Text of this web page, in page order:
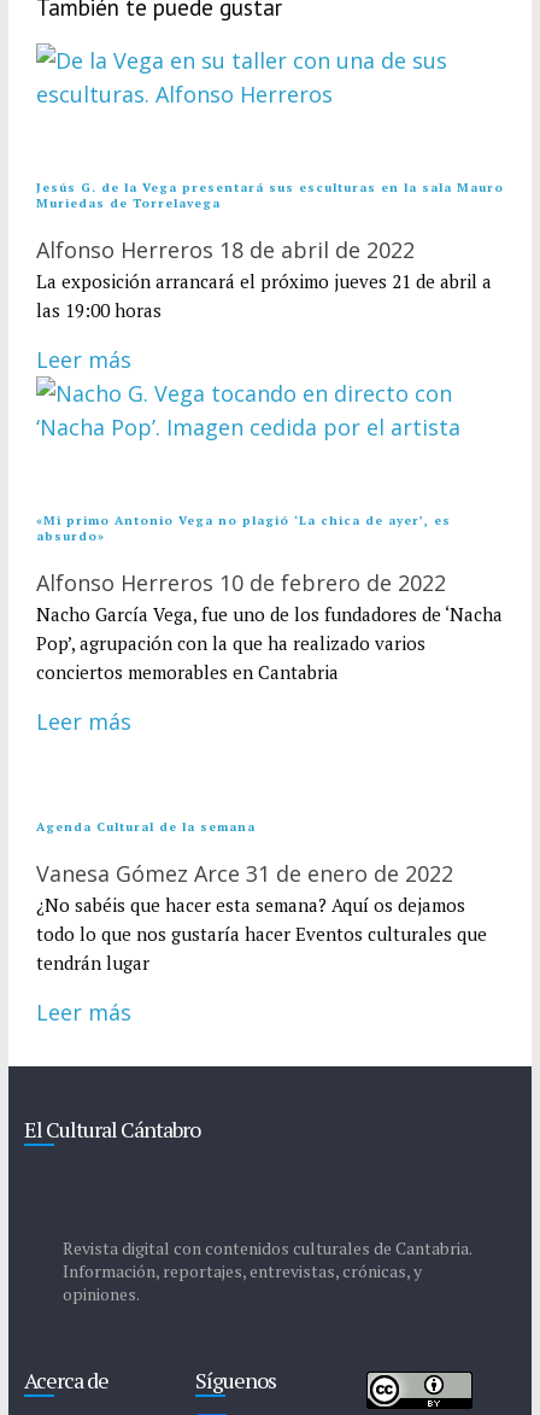
También te puede gustar
Jesús G. de la Vega presentará sus esculturas en la sala Mauro
Muriedas de Torrelavega
Alfonso Herreros 18 de abril de 2022
La exposición arrancará el próximo jueves 21 de abril a
las 19:00 horas
Leer más
«Mi primo Antonio Vega no plagió ‘La chica de ayer’, es
absurdo»
Alfonso Herreros 10 de febrero de 2022
Nacho García Vega, fue uno de los fundadores de ‘Nacha
Pop’, agrupación con la que ha realizado varios
conciertos memorables en Cantabria
Leer más
Agenda Cultural de la semana
Vanesa Gómez Arce 31 de enero de 2022
¿No sabéis que hacer esta semana? Aquí os dejamos
todo lo que nos gustaría hacer Eventos culturales que
tendrán lugar
Leer más
El Cultural Cántabro
Revista digital con contenidos culturales de Cantabria.
Información, reportajes, entrevistas, crónicas, y
opiniones.
Acerca de Síguenos